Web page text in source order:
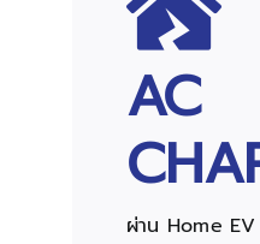
AC
ผ่าน Home